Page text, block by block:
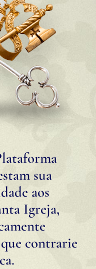
sua
aos
Igreja,
contrarie